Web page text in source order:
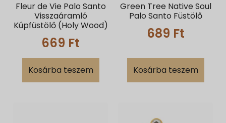
Fleur de Vie Palo Santo
Visszaáramló
Kúpfüstölő (Holy Wood)
669 Ft
Kosárba teszem
Green Tree Native Soul
Palo Santo Füstölő
689 Ft
Kosárba teszem